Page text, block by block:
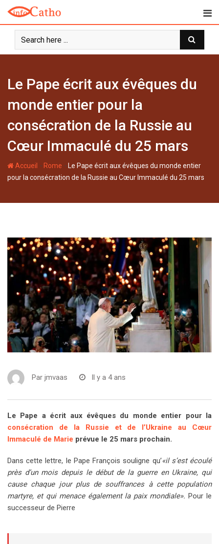
t
Le Pape écrit aux évêques du
monde entier pour la
consécration de la Russie au
Cœur Immaculé du 25 mars
Accueil - Rome - Le Pape écrit aux évêques du monde entier
pour la consécration de la Russie au Cœur Immaculé du 25 mars
Par jmvaas Il y a 4 ans
Le Pape a écrit aux évêques du monde entier pour la
consécration de la Russie et de l’Ukraine au Cœur
Immaculé de Marie prévue le 25 mars prochain.
Dans cette lettre, le Pape François souligne qu’«il s’est écoulé
près d’un mois depuis le début de la guerre en Ukraine, qui
cause chaque jour plus de souffrances à cette population
martyre, et qui menace également la paix mondiale».Pour le
successeur de Pierre